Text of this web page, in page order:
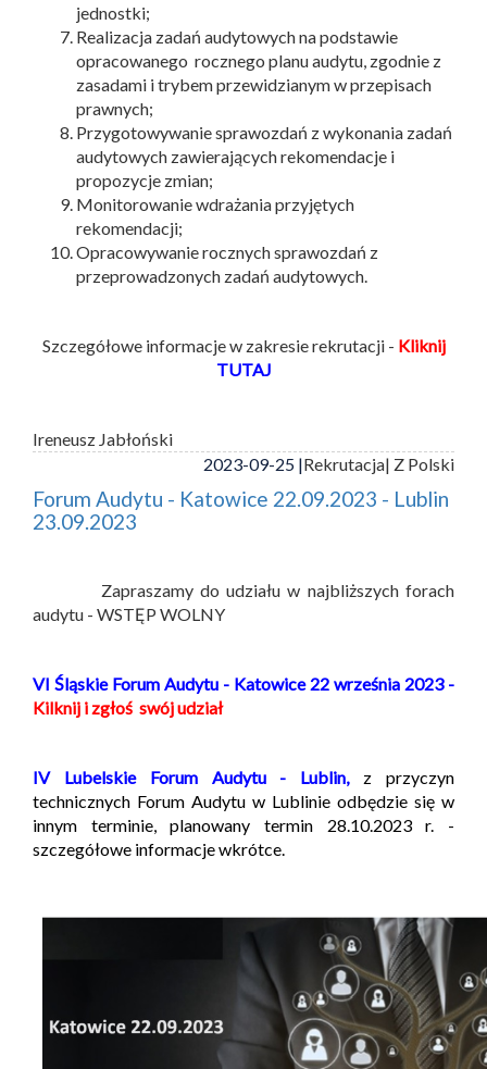
jednostki;
Realizacja zadań audytowych na podstawie
opracowanego rocznego planu audytu, zgodnie z
zasadami i trybem przewidzianym w przepisach
prawnych;
Przygotowywanie sprawozdań z wykonania zadań
audytowych zawierających rekomendacje i
propozycje zmian;
Monitorowanie wdrażania przyjętych
rekomendacji;
Opracowywanie rocznych sprawozdań z
przeprowadzonych zadań audytowych.
Szczegółowe informacje w zakresie rekrutacji - Kliknij
TUTAJ
Ireneusz Jabłoński
2023-09-25 |Rekrutacja| Z Polski
Forum Audytu - Katowice 22.09.2023 - Lublin
23.09.2023
Zapraszamy do udziału w najbliższych forach
audytu - WSTĘP WOLNY
VI Śląskie Forum Audytu - Katowice 22 września 2023 -
Kilknij i zgłoś swój udział
IV Lubelskie Forum Audytu - Lublin,
z przyczyn
technicznych Forum Audytu w Lublinie odbędzie się w
innym terminie, planowany termin 28.10.2023 r. -
szczegółowe informacje wkrótce.